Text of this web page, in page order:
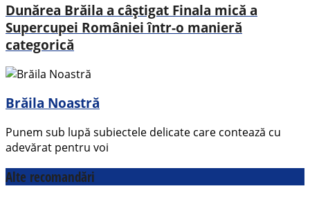
Dunărea Brăila a câștigat Finala mică a
Supercupei României într-o manieră
categorică
Brăila Noastră
Punem sub lupă subiectele delicate care contează cu
adevărat pentru voi
Alte recomandări